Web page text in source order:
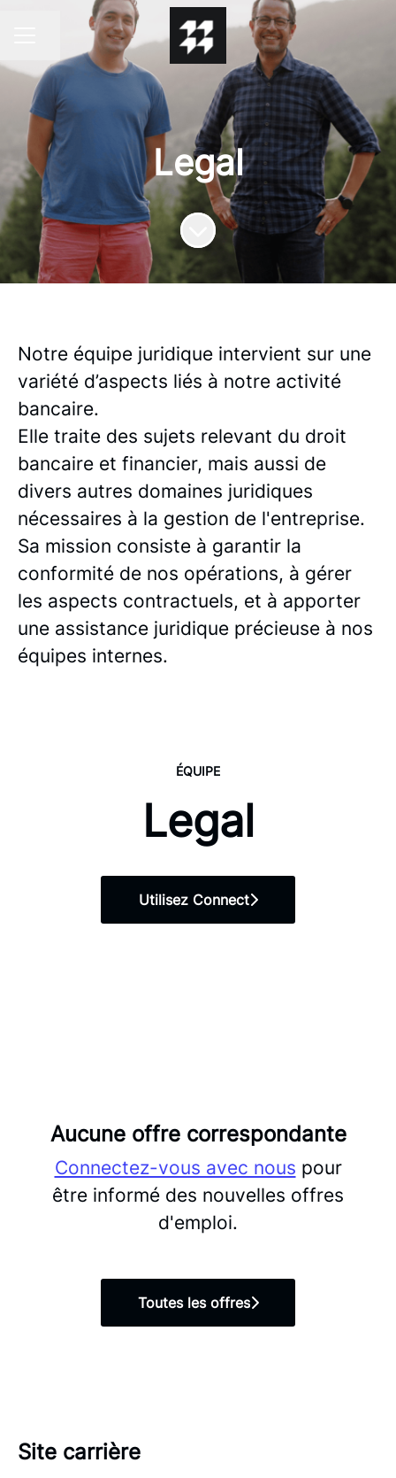
MENU CARRIÈRE
Partager la page
Legal
Faire défiler jusqu'au contenu
Notre équipe juridique intervient sur une
variété d’aspects liés à notre activité
bancaire.
Elle traite des sujets relevant du droit
bancaire et financier, mais aussi de
divers autres domaines juridiques
nécessaires à la gestion de l'entreprise.
Sa mission consiste à garantir la
conformité de nos opérations, à gérer
les aspects contractuels, et à apporter
une assistance juridique précieuse à nos
équipes internes.
ÉQUIPE
Legal
Utilisez Connect
Aucune offre correspondante
Connectez-vous avec nous pour
être informé des nouvelles offres
d'emploi.
Toutes les offres
Site carrière